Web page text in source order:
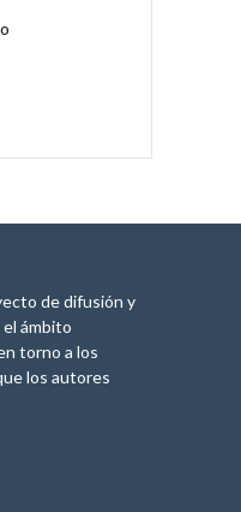
de difusión y
ámbito
torno a los
los autores